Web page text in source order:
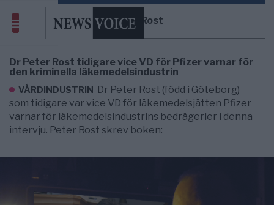
Peter Rost
Dr Peter Rost tidigare vice VD för Pfizer varnar för
den kriminella läkemedelsindustrin
VÅRDINDUSTRIN Dr Peter Rost (född i Göteborg)
som tidigare var vice VD för läkemedelsjätten Pfizer
varnar för läkemedelsindustrins bedrägerier i denna
intervju. Peter Rost skrev boken: